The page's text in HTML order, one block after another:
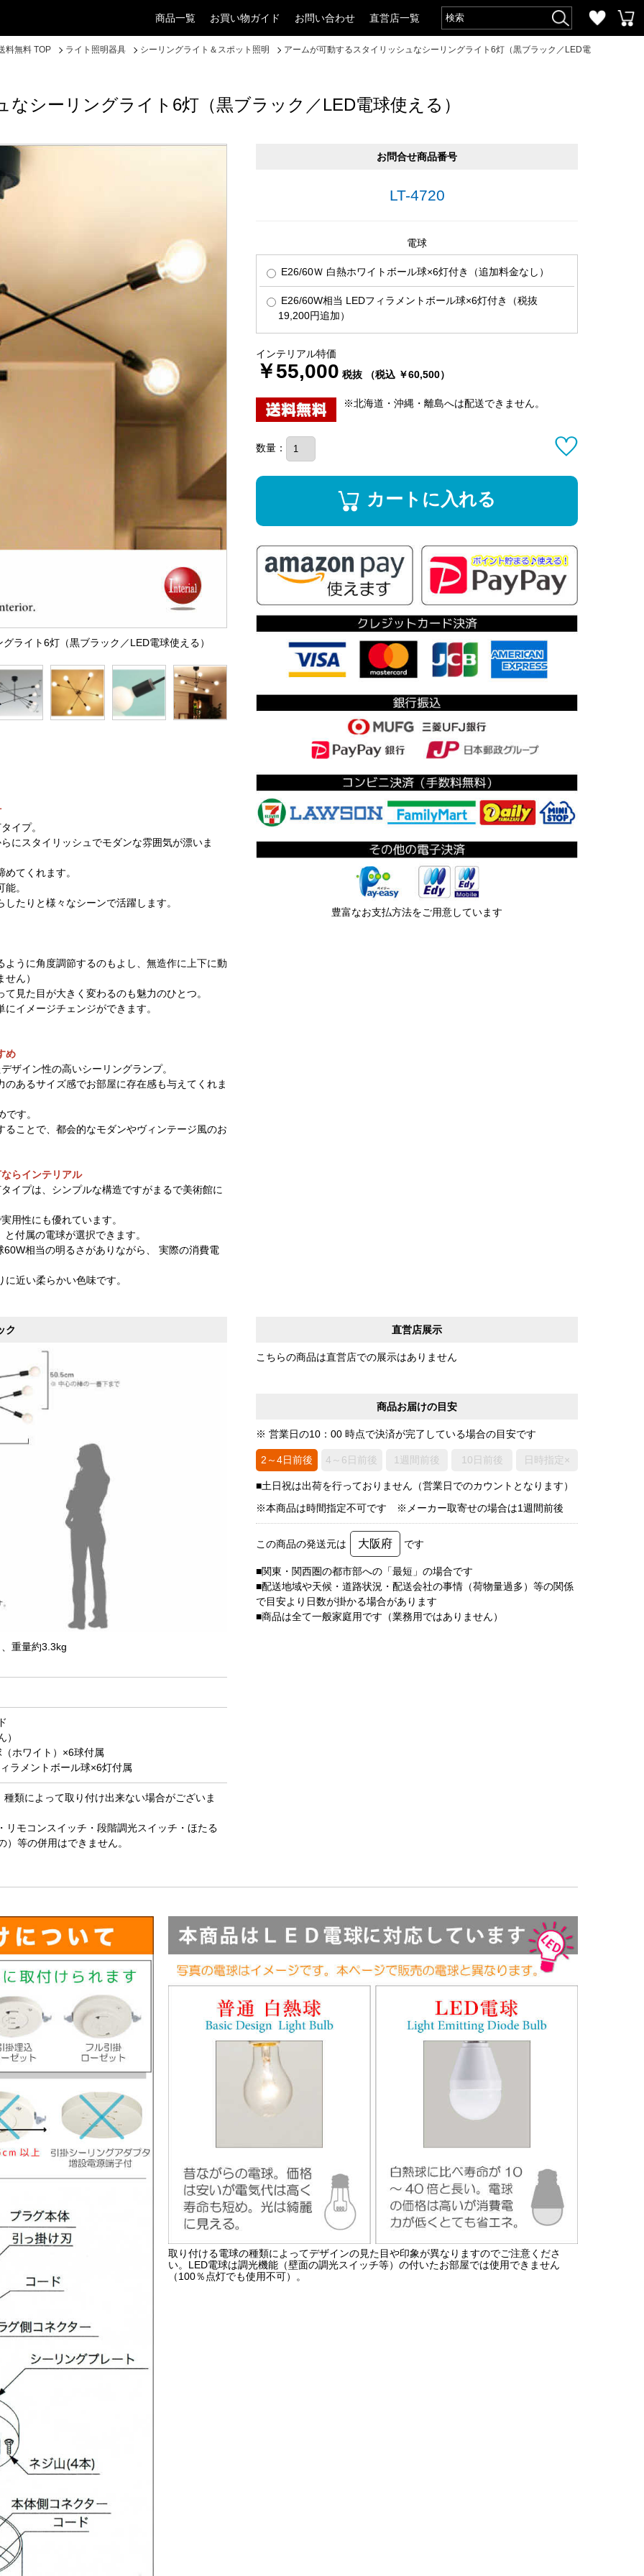
商品一覧 お買い物ガイド お問い合わせ 直営店一覧
料無料 TOP ライト照明器具 シーリングライト＆スポット照明 アームが可動するスタイリッシュなシーリングライト6灯（黒ブラック／LED電
シーリングライト6灯（黒ブラック／LED電球使える）
ライト6灯（黒ブラック／LED電球使える）
イプ。
にスタイリッシュでモダンな雰囲気が漂いま
てくれます。
。
たりと様々なシーンで活躍します。
うに角度調節するのもよし、無造作に上下に動
ん）
見た目が大きく変わるのも魅力のひとつ。
イメージチェンジができます。
め
ザイン性の高いシーリングランプ。
あるサイズ感でお部屋に存在感も与えてくれま
す。
ことで、都会的なモダンやヴィンテージ風のお
らインテリアル
イプは、シンプルな構造ですがまるで美術館に
用性にも優れています。
付属の電球が選択できます。
相当の明るさがありながら、 実際の消費電
近い柔らかい色味です。
お問合せ商品番号
LT-4720
電球
E26/60Ｗ 白熱ホワイトボール球×6灯付き（追加料金なし）
E26/60W相当 LEDフィラメントボール球×6灯付き（税抜
19,200円追加）
インテリアル特価
￥55,000 税抜 （税込 ￥60,500）
※北海道・沖縄・離島へは配送できません。
数量：
カートに入れる
豊富なお支払方法をご用意しています
直営店展示
こちらの商品は直営店での展示はありません
商品お届けの目安
※ 営業日の10：00 時点で決済が完了している場合の目安です
2～4日前後 4～6日前後 1週間前後 10日前後 日時指定×
■土日祝は出荷を行っておりません（営業日でのカウントとなります）
※本商品は時間指定不可です ※メーカー取寄せの場合は1週間前後
この商品の発送元は 大阪府 です
■関東・関西圏の都市部への「最短」の場合です
■配送地域や天候・道路状況・配送会社の事情（荷物量過多）等の関係
で目安より日数が掛かる場合があります
■商品は全て一般家庭用です（業務用ではありません）
ク
重量約3.3kg
ホワイト）×6球付属
ラメントボール球×6灯付属
類によって取り付け出来ない場合がございま
モコンスイッチ・段階調光スイッチ・ほたる
等の併用はできません。
取り付ける電球の種類によってデザインの見た目や印象が異なりますのでご注意くださ
い。LED電球は調光機能（壁面の調光スイッチ等）の付いたお部屋では使用できません
（100％点灯でも使用不可）。